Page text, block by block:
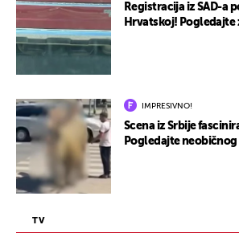
Registracija iz SAD-a
Hrvatskoj! Pogledajte
IMPRESIVNO!
Scena iz Srbije
Pogledajte
TV